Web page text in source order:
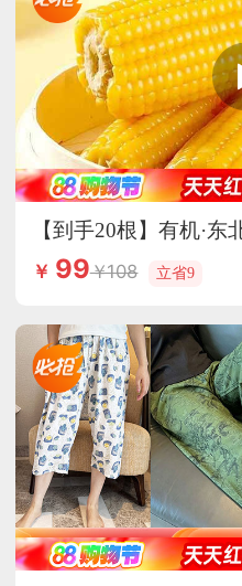
【到手20根】有机·
根（糯9）
￥ 99 108 立省9